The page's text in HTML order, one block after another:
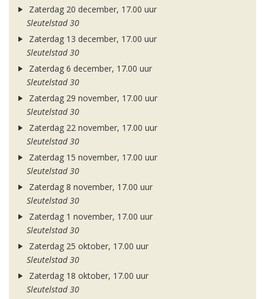
Zaterdag 20 december, 17.00 uur
Sleutelstad 30
Zaterdag 13 december, 17.00 uur
Sleutelstad 30
Zaterdag 6 december, 17.00 uur
Sleutelstad 30
Zaterdag 29 november, 17.00 uur
Sleutelstad 30
Zaterdag 22 november, 17.00 uur
Sleutelstad 30
Zaterdag 15 november, 17.00 uur
Sleutelstad 30
Zaterdag 8 november, 17.00 uur
Sleutelstad 30
Zaterdag 1 november, 17.00 uur
Sleutelstad 30
Zaterdag 25 oktober, 17.00 uur
Sleutelstad 30
Zaterdag 18 oktober, 17.00 uur
Sleutelstad 30